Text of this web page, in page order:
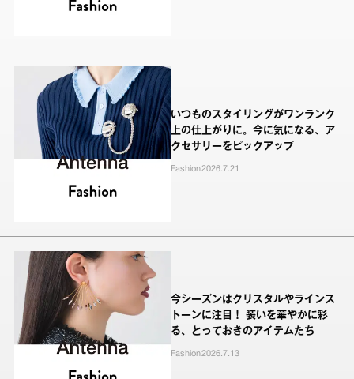
いつものスタイリングがワンランク
上の仕上がりに。今に気になる、ア
クセサリーをピックアップ
Fashion2026.7.21
今シーズンはクリスタルやラインス
トーンに注目！ 装いを華やかに彩
る、とっておきのアイテムたち
Fashion2026.7.13